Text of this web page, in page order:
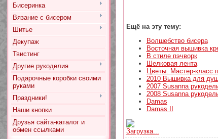
Бисеринка
Вязание с бисером
Шитье
Декупаж
Твистинг
Другие рукоделия
Подарочные коробки своими
руками
Праздники!
Наши кнопки
Друзья сайта-каталог и
обмен ссылками
Ещё на эту тему:
Волшебство бисера
Восточная вышивка
В стиле пэчворк
Шелковая лента
Цветы. Мастер-класс
2010 Вышивка для
2007 Susanna
2008 Susanna
Damas
Damas II
Загрузка...